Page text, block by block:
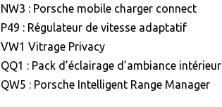
NW3 : Porsche mobile charger connect
P49 : Régulateur de vitesse adaptatif
VW1 Vitrage Privacy
QQ1 : Pack d’éclairage d’ambiance intérieur
QW5 : Porsche Intelligent Range Manager